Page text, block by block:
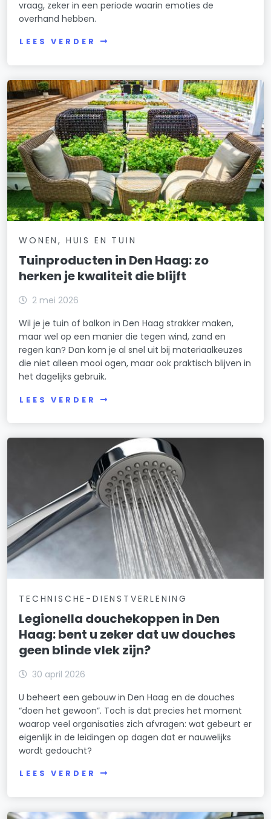
vraag, zeker in een periode waarin emoties de
overhand hebben.
LEES VERDER
WONEN, HUIS EN TUIN
Tuinproducten in Den Haag: zo
herken je kwaliteit die blijft
2 mei 2026
Wil je je tuin of balkon in Den Haag strakker maken,
maar wel op een manier die tegen wind, zand en
regen kan? Dan kom je al snel uit bij materiaalkeuzes
die niet alleen mooi ogen, maar ook praktisch blijven in
het dagelijks gebruik.
LEES VERDER
TECHNISCHE-DIENSTVERLENING
Legionella douchekoppen in Den
Haag: bent u zeker dat uw douches
geen blinde vlek zijn?
30 april 2026
U beheert een gebouw in Den Haag en de douches
“doen het gewoon”. Toch is dat precies het moment
waarop veel organisaties zich afvragen: wat gebeurt er
eigenlijk in de leidingen op dagen dat er nauwelijks
wordt gedoucht?
LEES VERDER